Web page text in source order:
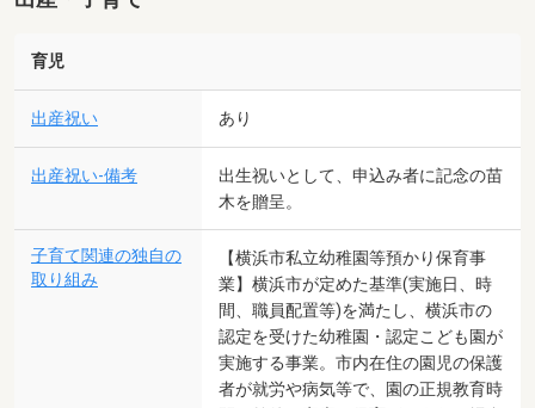
育児
出産祝い あり
出産祝い-備考
出生祝いとして、申込み者に記念の苗
木を贈呈。
子育て関連の独自の
取り組み
【横浜市私立幼稚園等預かり保育事
業】横浜市が定めた基準(実施日、時
間、職員配置等)を満たし、横浜市の
認定を受けた幼稚園・認定こども園が
実施する事業。市内在住の園児の保護
者が就労や病気等で、園の正規教育時